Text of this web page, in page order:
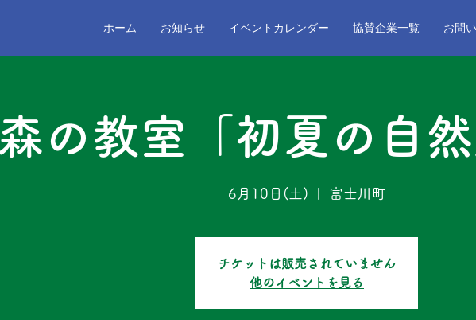
ホーム お知らせ イベントカレンダー 協賛企業一覧 お問
森の教室「初夏の自然
6月10日(土) 富士川町
チケットは販売されていません
他のイベントを見る